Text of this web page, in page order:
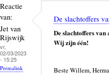
Reactie
van:
Jet van
Rijswijk
vr,
02/03/2023
- 15:25
Permalink
De slachtoffers
De slachtoffers van
Wij zijn één!
Beste Willem,